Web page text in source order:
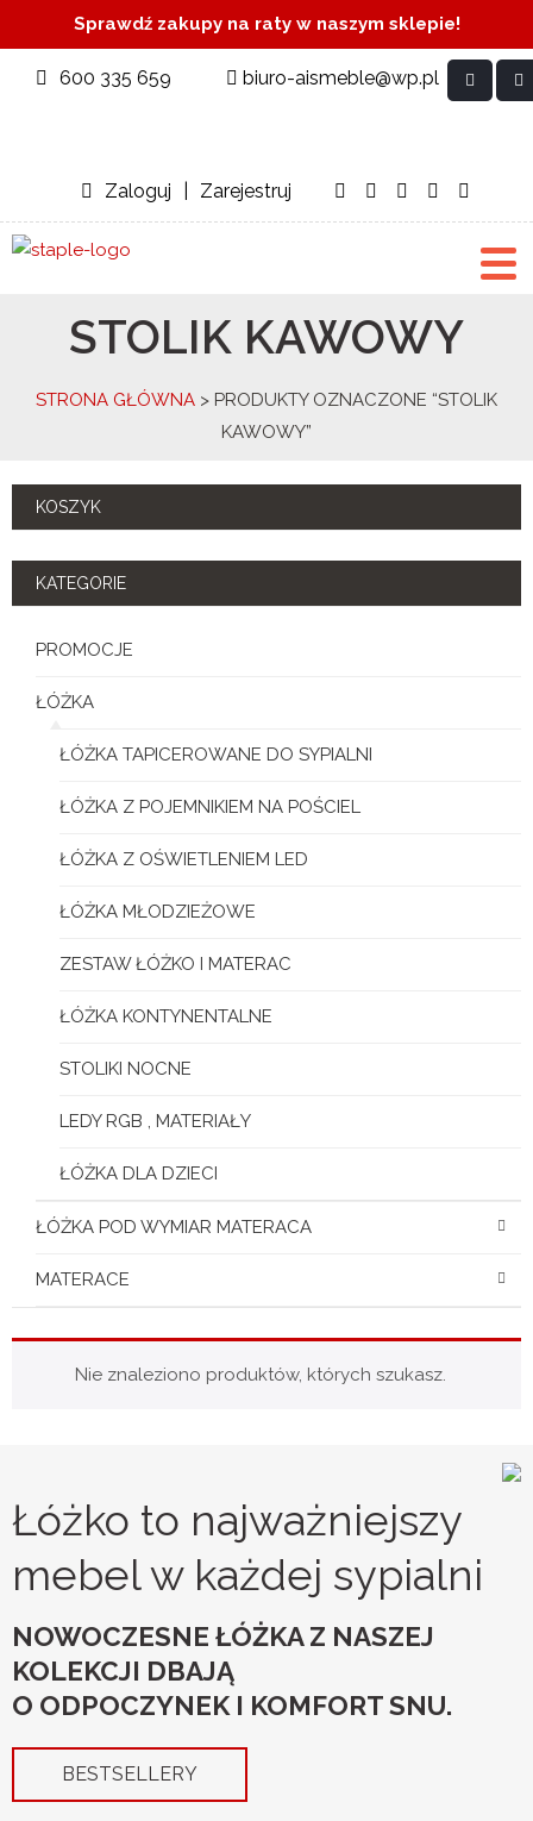
Sprawdź zakupy na raty w naszym sklepie!
600 335 659 biuro-aismeble@wp.pl
Zaloguj Zarejestruj
STOLIK KAWOWY
STRONA GŁÓWNA > PRODUKTY OZNACZONE “STOLIK
KAWOWY”
KOSZYK
KATEGORIE
PROMOCJE
ŁÓŻKA
ŁÓŻKA TAPICEROWANE DO SYPIALNI
ŁÓŻKA Z POJEMNIKIEM NA POŚCIEL
ŁÓŻKA Z OŚWIETLENIEM LED
ŁÓŻKA MŁODZIEŻOWE
ZESTAW ŁÓŻKO I MATERAC
ŁÓŻKA KONTYNENTALNE
STOLIKI NOCNE
LEDY RGB , MATERIAŁY
ŁÓŻKA DLA DZIECI
ŁÓŻKA POD WYMIAR MATERACA
MATERACE
Nie znaleziono produktów, których szukasz.
Łóżko to najważniejszy
mebel w każdej sypialni
NOWOCZESNE ŁÓŻKA Z NASZEJ
KOLEKCJI DBAJĄ
O ODPOCZYNEK I KOMFORT SNU.
BESTSELLERY